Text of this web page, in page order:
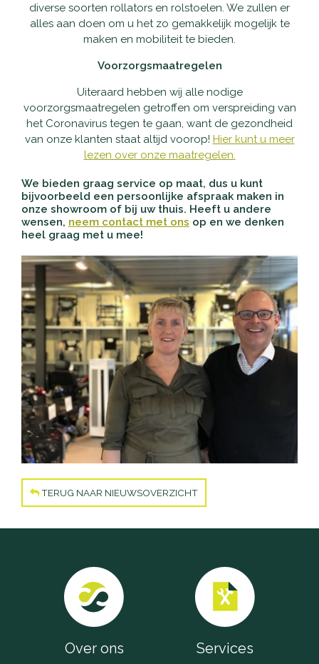
Wandelstokken
diverse soorten rollators en rolstoelen. We zullen er
alles aan doen om u het zo gemakkelijk mogelijk te
maken en mobiliteit te bieden.
Voorzorgsmaatregelen
Uiteraard hebben wij alle nodige
voorzorgsmaatregelen getroffen om verspreiding van
het Coronavirus tegen te gaan, want de gezondheid
van onze klanten staat altijd voorop! Hier kunt u meer
lezen over onze maatregelen.
We bieden graag service op maat, dus u kunt
bijvoorbeeld een persoonlijke afspraak maken in
onze showroom of bij uw thuis. Heeft u andere
wensen, neem contact met ons op en we denken
heel graag met u mee!
TERUG NAAR NIEUWSOVERZICHT
Over ons Services